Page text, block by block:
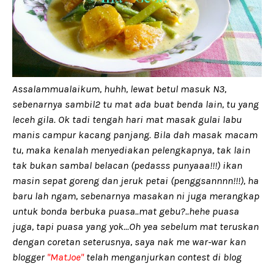
Assalammualaikum, huhh, lewat betul masuk N3,
sebenarnya sambil2 tu mat ada buat benda lain, tu yang
leceh gila. Ok tadi tengah hari mat masak gulai labu
manis campur kacang panjang. Bila dah masak macam
tu, maka kenalah menyediakan pelengkapnya, tak lain
tak bukan sambal belacan (pedasss punyaaa!!!) ikan
masin sepat goreng dan jeruk petai (penggsannnn!!!), ha
baru lah ngam, sebenarnya masakan ni juga merangkap
untuk bonda berbuka puasa..mat gebu?..hehe puasa
juga, tapi puasa yang yok...Oh yea sebelum mat teruskan
dengan coretan seterusnya, saya nak me war-war kan
blogger "MatJoe"telah menganjurkan contest di blog